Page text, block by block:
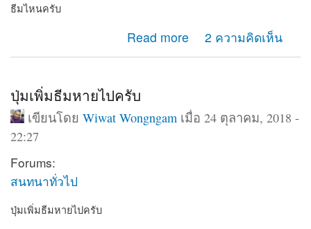
ธีมไหนครับ
Read more
about แนะนำธีมที่มือถือสามารถเข้าถึงเว็บไซน์ของเราได้
หน่อยครับ
2 ความคิดเห็น
ปุ่มเพิ่มธีมหายไปครับ
เขียนโดย Wiwat Wongngam เมื่อ 24 ตุลาคม, 2018 -
22:27
Forums:
สนทนาทั่วไป
ปุ่มเพิ่มธีมหายไปครับ